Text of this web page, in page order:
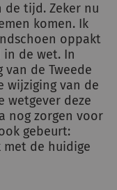
de tijd. Zeker nu
komen. Ik
oppakt
de wet. In
de Tweede
wijziging van de
wetgever deze
nog zorgen voor
gebeurt:
de huidige